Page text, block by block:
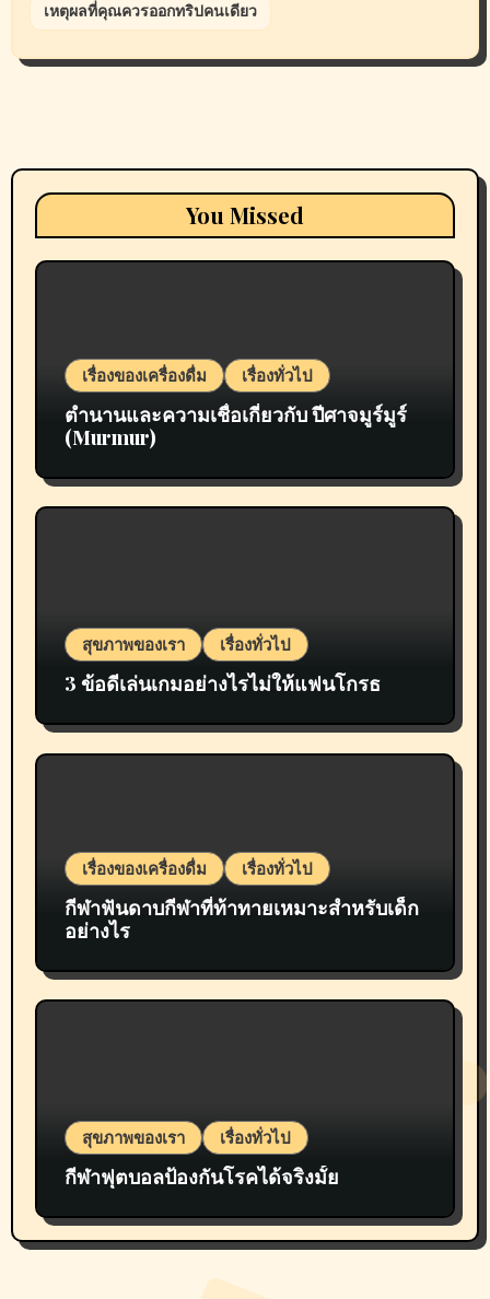
เหตุผลที่คุณควรออกทริปคนเดียว
You Missed
เรื่องของเครื่องดื่ม เรื่องทั่วไป
ตำนานและความเชื่อเกี่ยวกับ ปีศาจมูร์มูร์
(Murmur)
สุขภาพของเรา เรื่องทั่วไป
3 ข้อดีเล่นเกมอย่างไรไม่ให้แฟนโกรธ
เรื่องของเครื่องดื่ม เรื่องทั่วไป
กีฬาฟันดาบกีฬาที่ท้าทายเหมาะสำหรับเด็ก
อย่างไร
สุขภาพของเรา เรื่องทั่วไป
กีฬาฟุตบอลป้องกันโรคได้จริงมั้ย